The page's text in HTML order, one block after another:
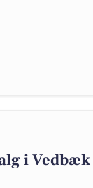
i Vedbæk